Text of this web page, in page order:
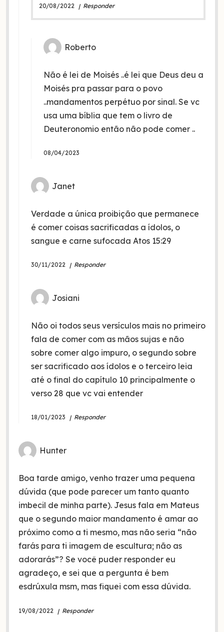
20/08/2022 Responder
Roberto
Não é lei de Moisés ..é lei que Deus deu a
Moisés pra passar para o povo
..mandamentos perpétuo por sinal. Se vc
usa uma bíblia que tem o livro de
Deuteronomio então não pode comer ..
08/04/2023
Janet
Verdade a única proibição que permanece
é comer coisas sacrificadas a ídolos, o
sangue e carne sufocada Atos 15:29
30/11/2022 Responder
Josiani
Não oi todos seus versículos mais no primeiro
fala de comer com as mãos sujas e não
sobre comer algo impuro, o segundo sobre
ser sacrificado aos ídolos e o terceiro leia
até o final do capítulo 10 principalmente o
verso 28 que vc vai entender
18/01/2023 Responder
Hunter
Boa tarde amigo, venho trazer uma pequena
dúvida (que pode parecer um tanto quanto
imbecil de minha parte). Jesus fala em Mateus
que o segundo maior mandamento é amar ao
próximo como a ti mesmo, mas não seria “não
farás para ti imagem de escultura; não as
adorarás”? Se você puder responder eu
agradeço, e sei que a pergunta é bem
esdrúxula msm, mas fiquei com essa dúvida.
19/08/2022 Responder